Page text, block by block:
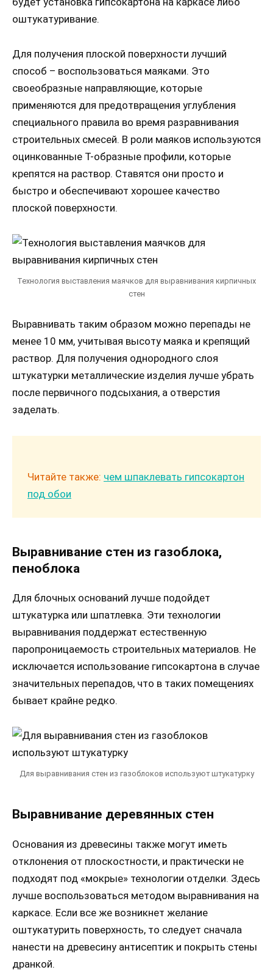
оштукатуривание.
Для получения плоской поверхности лучший
способ – воспользоваться маяками. Это
своеобразные направляющие, которые
применяются для предотвращения углубления
специального правила во время разравнивания
строительных смесей. В роли маяков используются
оцинкованные Т-образные профили, которые
крепятся на раствор. Ставятся они просто и
быстро и обеспечивают хорошее качество
плоской поверхности.
Технология выставления маячков для выравнивания кирпичных
стен
Выравнивать таким образом можно перепады не
менее 10 мм, учитывая высоту маяка и крепящий
раствор. Для получения однородного слоя
штукатурки металлические изделия лучше убрать
после первичного подсыхания, а отверстия
заделать.
Читайте также: чем шпаклевать гипсокартон
под обои
Выравнивание стен из газоблока,
пеноблока
Для блочных оснований лучше подойдет
штукатурка или шпатлевка. Эти технологии
выравнивания поддержат естественную
паропроницаемость строительных материалов. Не
исключается использование гипсокартона в случае
значительных перепадов, что в таких помещениях
бывает крайне редко.
Для выравнивания стен из газоблоков используют штукатурку
Выравнивание деревянных стен
Основания из древесины также могут иметь
отклонения от плоскостности, и практически не
подходят под «мокрые» технологии отделки. Здесь
лучше воспользоваться методом выравнивания на
каркасе. Если все же возникнет желание
оштукатурить поверхность, то следует сначала
нанести на древесину антисептик и покрыть стены
дранкой.